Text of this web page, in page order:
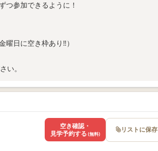
つ参加できるように！
日に空き枠あり‼）
い。
空き確認・
見学予約する (無料) リストに保存